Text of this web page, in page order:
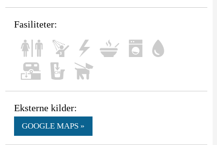
Fasiliteter:
Eksterne kilder:
GOOGLE MAPS »